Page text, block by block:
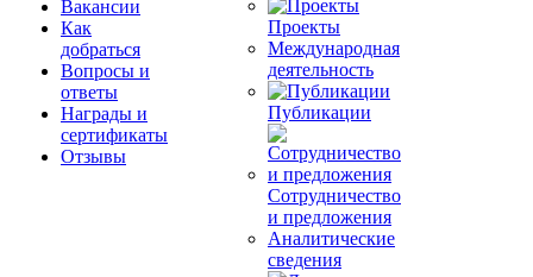
Вакансии
Как
добраться
Вопросы и
ответы
Награды и
сертификаты
Отзывы
Проекты
Международная
деятельность
Публикации
Сотрудничество
и предложения
Аналитические
сведения